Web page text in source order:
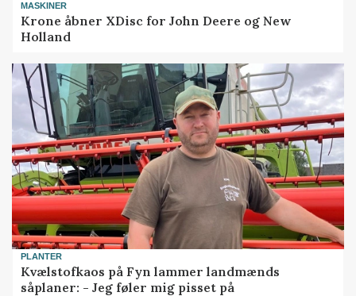
MASKINER
Krone åbner XDisc for John Deere og New
Holland
PLANTER
Kvælstofkaos på Fyn lammer landmænds
såplaner: - Jeg føler mig pisset på